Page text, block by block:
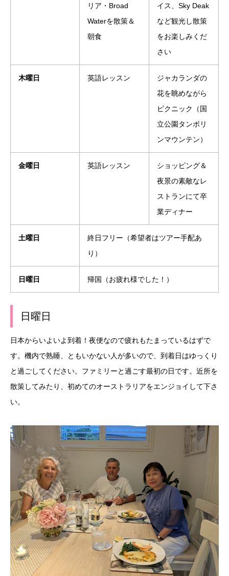
リア・Broad
Waterを散策＆
朝食
イス、Sky Deak
など観光し散策
をお楽しみくだ
さい
木曜日 英語レッスン
ジャカランダの
花を眺めながら
ピクニック（国
立公園タンボリ
ンマウンテン）
金曜日 英語レッスン
ショッピング＆
夜景の素敵なレ
ストランにて卒
業ディナー
土曜日
終日フリー（希望者はツアー手配あ
り）
日曜日 帰国（お疲れ様でした！）
日曜日
日本からいよいよ到着！夜便なので疲れもたまっているはずで
す。機内で熟睡、ともいかない人が多いので、到着日はゆっくり
と過ごしてください。ファミリーと過ごす最初の日です。近所を
散策してみたり、初めてのオーストラリアをエンジョイして下さ
い。